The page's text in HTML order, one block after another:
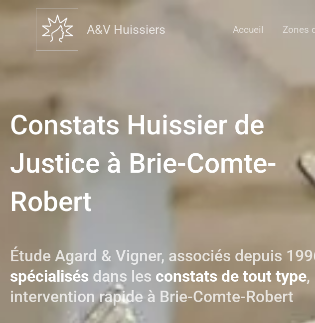
A&V Huissiers Accueil Zones
Constats Huissier de
Justice à Brie-Comte-
Robert
Étude Agard & Vigner, associés depuis
spécialisés dans les constats de tout type,
intervention rapide à Brie-Comte-Robert